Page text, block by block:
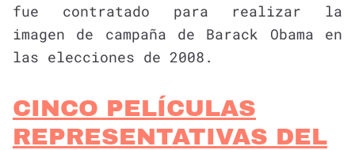
fue contratado para realizar la
imagen de campaña de Barack Obama en
las elecciones de 2008.
CINCO PELÍCULAS
REPRESENTATIVAS DEL